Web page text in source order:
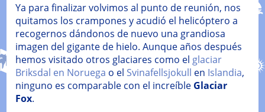
Ya para finalizar volvimos al punto de reunión, nos
quitamos los crampones y acudió el helicóptero a
recogernos dándonos de nuevo una grandiosa
imagen del gigante de hielo. Aunque años después
hemos visitado otros glaciares como el glaciar
Briksdal en Noruega o el Svinafellsjokull en Islandia,
ninguno es comparable con el increíble Glaciar
Fox.